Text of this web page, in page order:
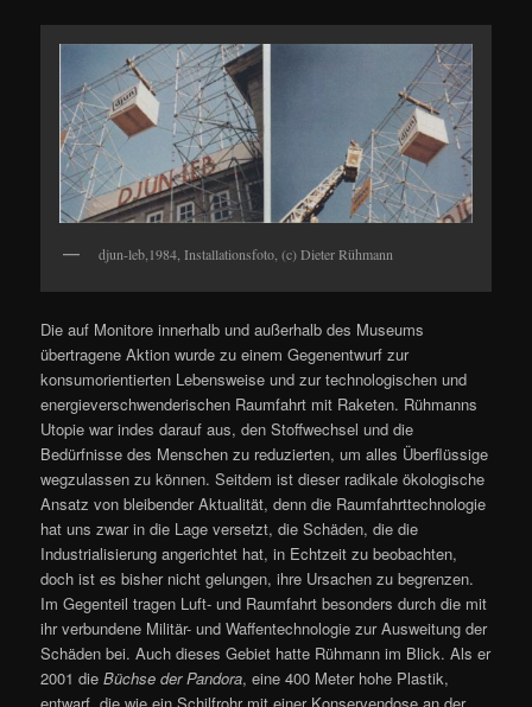
djun-leb,1984, Installationsfoto, (c) Dieter Rühmann
Die auf Monitore innerhalb und außerhalb des Museums
übertragene Aktion wurde zu einem Gegenentwurf zur
konsumorientierten Lebensweise und zur technologischen und
energieverschwenderischen Raumfahrt mit Raketen. Rühmanns
Utopie war indes darauf aus, den Stoffwechsel und die
Bedürfnisse des Menschen zu reduzierten, um alles Überflüssige
wegzulassen zu können. Seitdem ist dieser radikale ökologische
Ansatz von bleibender Aktualität, denn die Raumfahrttechnologie
hat uns zwar in die Lage versetzt, die Schäden, die die
Industrialisierung angerichtet hat, in Echtzeit zu beobachten,
doch ist es bisher nicht gelungen, ihre Ursachen zu begrenzen.
Im Gegenteil tragen Luft- und Raumfahrt besonders durch die mit
ihr verbundene Militär- und Waffentechnologie zur Ausweitung der
Schäden bei. Auch dieses Gebiet hatte Rühmann im Blick. Als er
2001 dieBüchse der Pandora, eine 400 Meter hohe Plastik,